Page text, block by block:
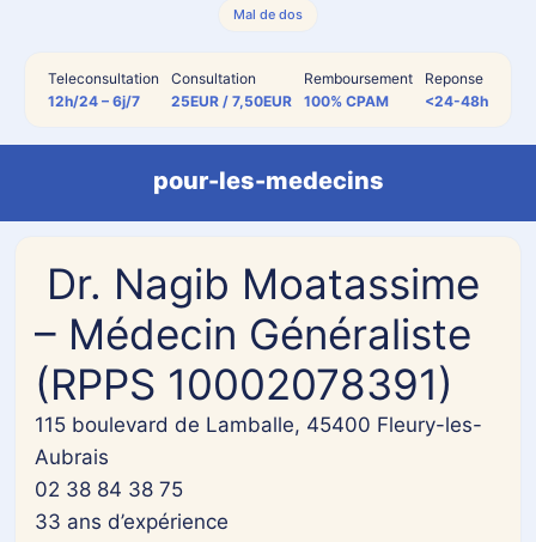
VISUELLE (IA)
Bonjour ! Je suis votre
assistant médical. Je
parle français, anglais,
espagnol, italien,
allemand et arabe (y
compris Darija). Décrivez
vos symptômes ou posez
une question. En cas
Mal de dos
Teleconsultation
12h/24 – 6j/7
Consultation
25EUR / 7,50EUR
Remboursement
100% CPAM
Reponse
<24-48h
pour-les-medecins
Dr. Nagib Moatassime
– Médecin Généraliste
(RPPS 10002078391)
115 boulevard de Lamballe, 45400 Fleury-les-
Aubrais
02 38 84 38 75
33 ans d’expérience